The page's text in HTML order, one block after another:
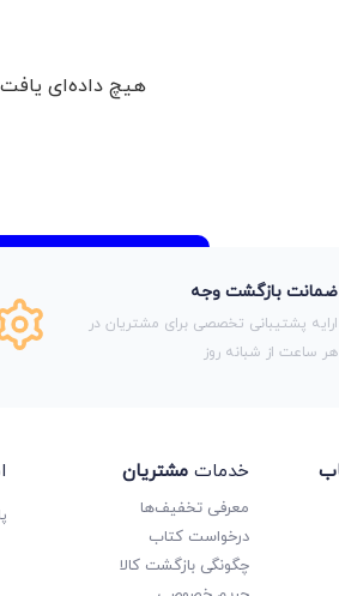
هیچ داده‌ای
ضمانت بازگشت وجه
ارایه پشتیبانی تخصصی برای مشتریان در
هر ساعت از شبانه روز
خدمات مشتریان
معرفی تخفیف‌ها
درخواست کتاب
چگونگی بازگشت کالا